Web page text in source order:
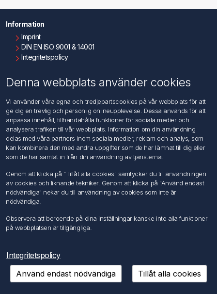
Information
Imprint
DIN EN ISO 9001 & 14001
Integritetspolicy
Kontakta oss
Kundtjänst
Sök
Mitt konto
Mina ordrar
Mina adresser
Följ oss
Copyright © 2026 FÖRCH Sverige AB. Alla rättigheter reserverade.
Powered bynopCommerce
Denna webbplats använder cookies
Vi använder våra egna och tredjepartscookies på vår webbplats för att
ge dig en trevlig och personlig onlineupplevelse. Dessa används för att
anpassa innehåll, tillhandahålla funktioner för sociala medier och
analysera trafiken till vår webbplats. Information om din användning
delas med våra partners inom sociala medier, reklam och analys, som
kan kombinera den med andra uppgifter som de har lämnat till dig eller
som de har samlat in från din användning av tjänsterna.
Genom att klicka på "Tillåt alla cookies" samtycker du till användningen
av cookies och liknande tekniker. Genom att klicka på "Använd endast
nödvändiga" nekar du till användning av cookies som inte är
nödvändiga.
Observera att beroende på dina inställningar kanske inte alla funktioner
på webbplatsen är tillgängliga.
Integritetspolicy
Använd endast nödvändiga
Tillåt alla cookies